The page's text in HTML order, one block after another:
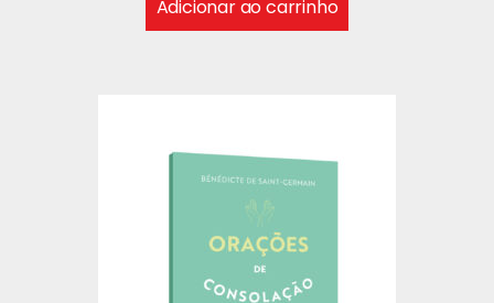
Adicionar ao carrinho